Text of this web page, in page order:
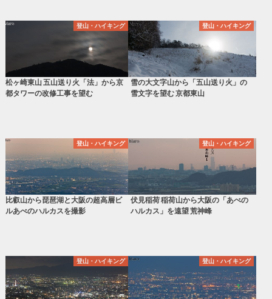
登山・ハイキング
松ヶ崎東山 五山送り火「法」から京
都タワーの改修工事を望む
登山・ハイキング
雪の大文字山から「五山送り火」の
雪文字を望む 京都東山
登山・ハイキング
比叡山から琵琶湖と大阪の超高層ビ
ルあべのハルカスを撮影
登山・ハイキング
伏見稲荷 稲荷山から大阪の「あべの
ハルカス」を遠望 荒神峰
登山・ハイキング 登山・ハイキング